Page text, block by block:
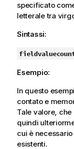
specificato
letterale tra
Sintassi:
Esempio:
In questo
contato e
Tale valore,
quindi
cui è
esistenti.